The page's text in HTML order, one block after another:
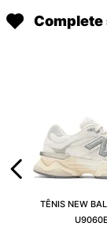
Complete
TÊNIS NEW